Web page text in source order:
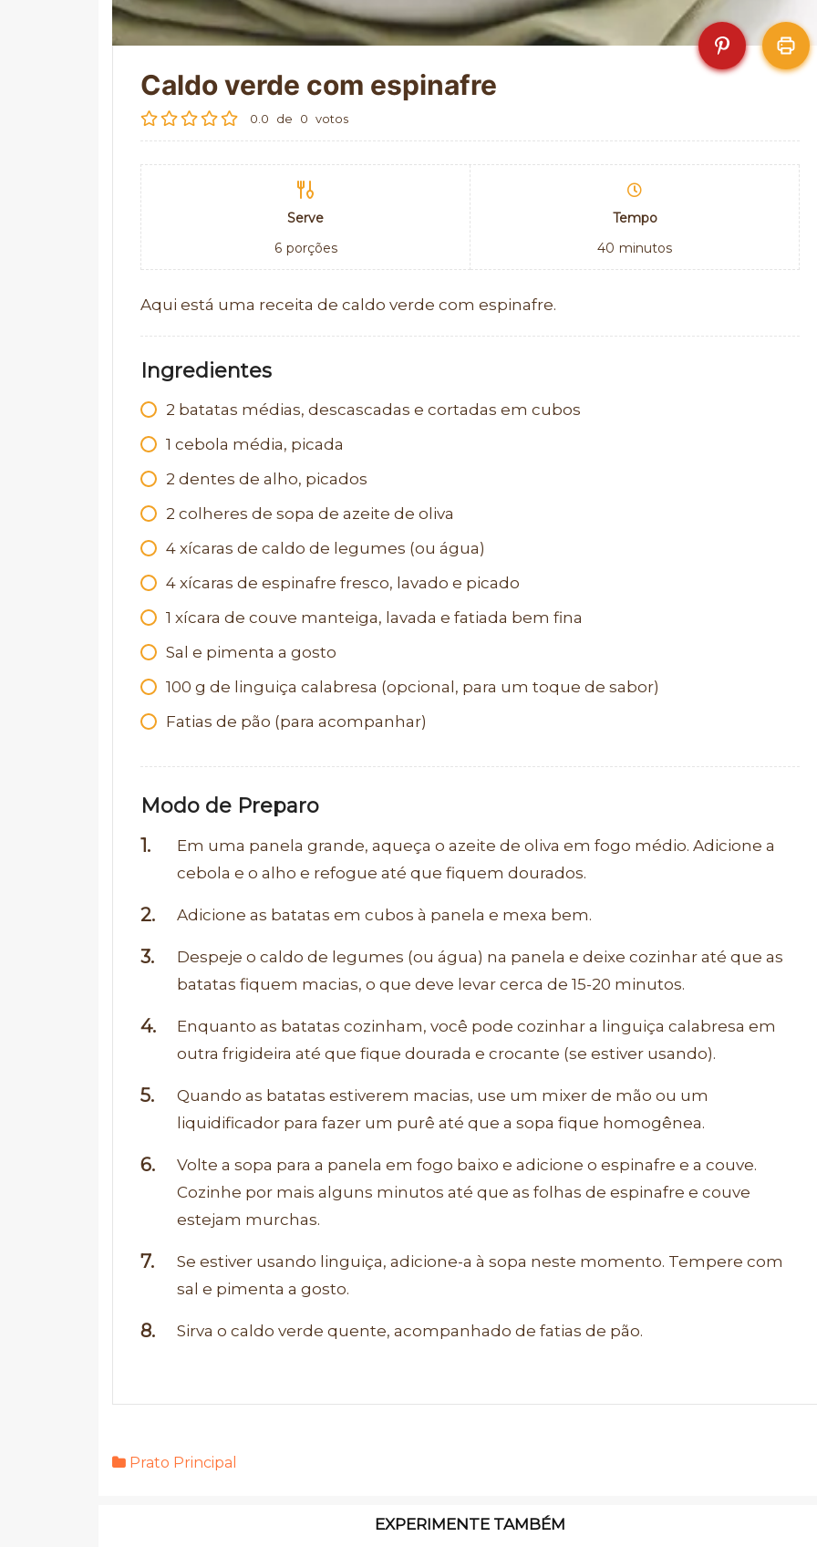
Caldo verde com espinafre
0.0 de 0 votos
Serve
6 porções
Tempo
40 minutos
Aqui está uma receita de caldo verde com espinafre.
Ingredientes
2 batatas médias, descascadas e cortadas em cubos
1 cebola média, picada
2 dentes de alho, picados
2 colheres de sopa de azeite de oliva
4 xícaras de caldo de legumes (ou água)
4 xícaras de espinafre fresco, lavado e picado
1 xícara de couve manteiga, lavada e fatiada bem fina
Sal e pimenta a gosto
100 g de linguiça calabresa (opcional, para um toque de sabor)
Fatias de pão (para acompanhar)
Modo de Preparo
Em uma panela grande, aqueça o azeite de oliva em fogo médio. Adicione a
cebola e o alho e refogue até que fiquem dourados.
Adicione as batatas em cubos à panela e mexa bem.
Despeje o caldo de legumes (ou água) na panela e deixe cozinhar até que as
batatas fiquem macias, o que deve levar cerca de 15-20 minutos.
Enquanto as batatas cozinham, você pode cozinhar a linguiça calabresa em
outra frigideira até que fique dourada e crocante (se estiver usando).
Quando as batatas estiverem macias, use um mixer de mão ou um
liquidificador para fazer um purê até que a sopa fique homogênea.
Volte a sopa para a panela em fogo baixo e adicione o espinafre e a couve.
Cozinhe por mais alguns minutos até que as folhas de espinafre e couve
estejam murchas.
Se estiver usando linguiça, adicione-a à sopa neste momento. Tempere com
sal e pimenta a gosto.
Sirva o caldo verde quente, acompanhado de fatias de pão.
Prato Principal
EXPERIMENTE TAMBÉM